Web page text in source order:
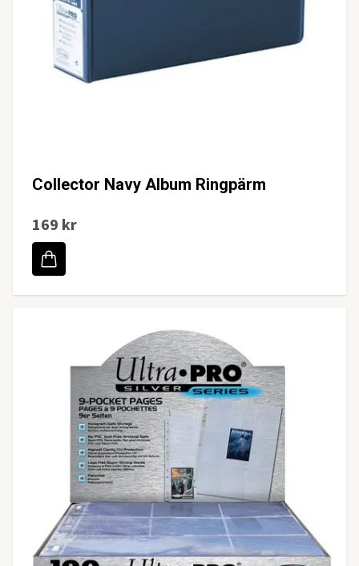
Collector Navy Album Ringpärm
169 kr